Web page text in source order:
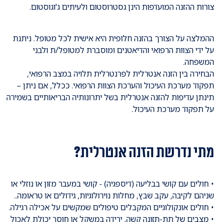
צורות ההזנה המועדפות הינן גסטרוסטום ולעיתים ג'וגוסטום.
ההמלצה על הצורך בהזנה חלופית היא אישית לכל מטופל. ניתנת
על ידי הצוות הרפואי והדיאטנים ומוסברת למטופל/ת ולבני
המשפחה.
הבחירה בין הזנה אנטרלית לפרנטרלית תלויה במצב הרפואי,
תפקוד מערכת העיכול והערכת הצוות הרפואי. ככלל, אם ניתן –
תינתן עדיפות להזנה אנטרלית בשל יתרונותיה הבריאותיים בשמירה
על תפקוד מערכת העיכול.
מתי נדרשת הזנה אנטרלית?
• חולים עם קושי בבליעה (דיספגיה) - קושי במעבר מזון או נוזלי או
שניהם לקיבה, עקב שבץ, מחלות נוירולוגיות, גידולים או טראומה..
• חולים אונקולוגיים המקבלים טיפולים שמקשים על אכילה רגילה.
• מצבים של תת-תזונה קשה, ירידה במשקל או חוסר יכולת לאכול